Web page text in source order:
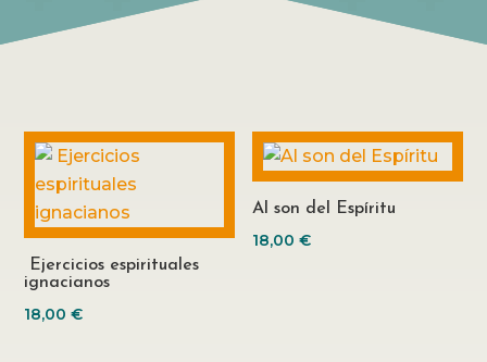
Ejercicios espirituales
ignacianos
18,00€
Al son del Espíritu
18,00€